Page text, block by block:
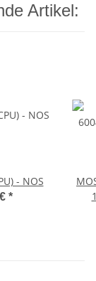
Artikel:
- NOS
*